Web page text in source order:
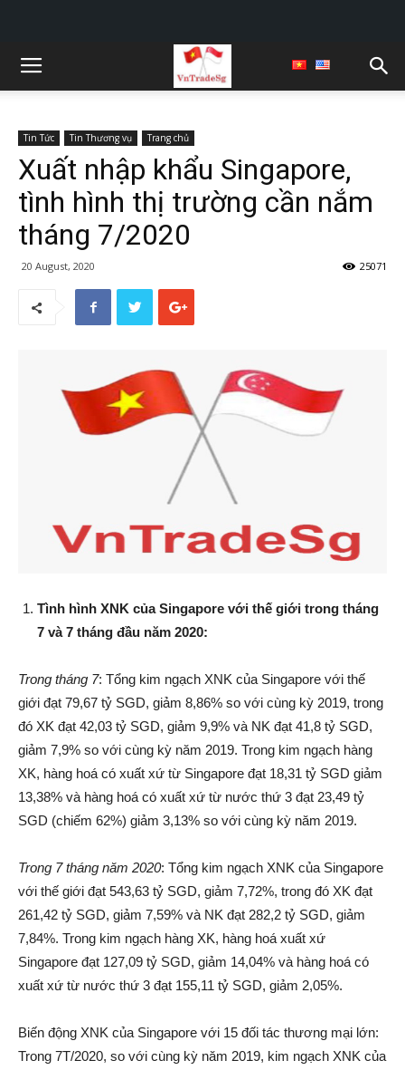
Tin Tức Tin Thương vụ Trang chủ
Xuất nhập khẩu Singapore,
tình hình thị trường cần nắm
tháng 7/2020
20 August, 2020 25071
Tình hình XNK của Singapore với thế giới trong tháng
7 và7 tháng đầu năm 2020:
Trong tháng 7: Tổng kim ngạch XNK của Singapore với thế
giới đạt 79,67 tỷ SGD, giảm 8,86% so với cùng kỳ 2019, trong
đó XK đạt 42,03 tỷ SGD, giảm 9,9% và NK đạt 41,8 tỷ SGD,
giảm 7,9% so với cùng kỳ năm 2019. Trong kim ngạch hàng
XK, hàng hoá có xuất xứ từ Singapore đạt 18,31 tỷ SGD giảm
13,38% và hàng hoá có xuất xứ từ nước thứ 3 đạt 23,49 tỷ
SGD (chiếm 62%) giảm 3,13% so với cùng kỳ năm 2019.
Trong 7tháng năm 2020: Tổng kim ngạch XNK của Singapore
với thế giới đạt 543,63 tỷ SGD, giảm 7,72%, trong đó XK đạt
261,42 tỷ SGD, giảm 7,59% và NK đạt 282,2 tỷ SGD, giảm
7,84%. Trong kim ngạch hàng XK, hàng hoá xuất xứ
Singapore đạt 127,09 tỷ SGD, giảm 14,04% và hàng hoá có
xuất xứ từ nước thứ 3 đạt 155,11 tỷ SGD, giảm 2,05%.
Biến động XNK của Singapore với 15 đối tác thương mại lớn:
Trong 7T/2020, so với cùng kỳ năm 2019, kim ngạch XNK của